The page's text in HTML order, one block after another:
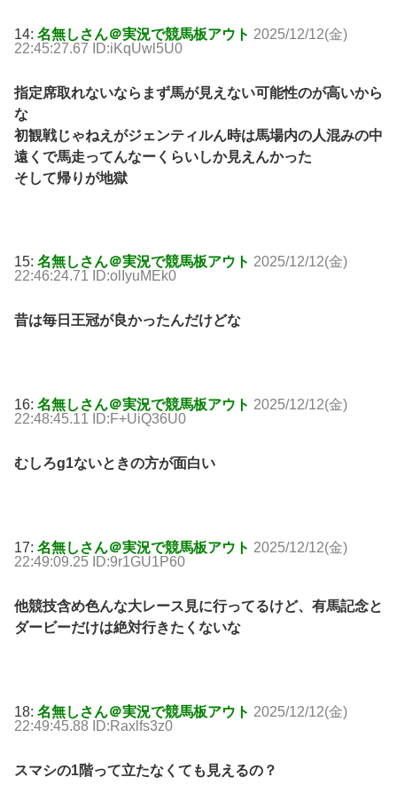
14: 名無しさん＠実況で競馬板アウト 2025/12/12(金)
22:45:27.67 ID:iKqUwl5U0
指定席取れないならまず馬が見えない可能性のが高いから
な
初観戦じゃねえがジェンティルん時は馬場内の人混みの中
遠くで馬走ってんなーくらいしか見えんかった
そして帰りが地獄
15: 名無しさん＠実況で競馬板アウト 2025/12/12(金)
22:46:24.71 ID:olIyuMEk0
昔は毎日王冠が良かったんだけどな
16: 名無しさん＠実況で競馬板アウト 2025/12/12(金)
22:48:45.11 ID:F+UiQ36U0
むしろg1ないときの方が面白い
17: 名無しさん＠実況で競馬板アウト 2025/12/12(金)
22:49:09.25 ID:9r1GU1P60
他競技含め色んな大レース見に行ってるけど、有馬記念と
ダービーだけは絶対行きたくないな
18: 名無しさん＠実況で競馬板アウト 2025/12/12(金)
22:49:45.88 ID:Raxlfs3z0
スマシの1階って立たなくても見えるの？